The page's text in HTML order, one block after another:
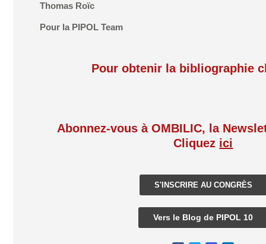
Thomas Roïc
Pour la PIPOL Team
Pour obtenir la bibliographie
Abonnez-vous à OMBILIC, la
Cliquez ici
S'INSCRIRE AU CONGRÈS
Vers le Blog de PIPOL 10